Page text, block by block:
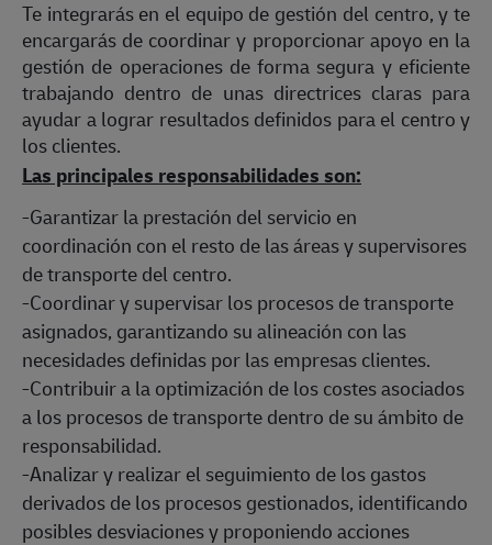
Te integrarás en el equipo de gestión del centro, y te
encargarás de coordinar y proporcionar apoyo en la
gestión de operaciones de forma segura y eficiente
trabajando dentro de unas directrices claras para
ayudar a lograr resultados definidos para el centro y
los clientes.
Las principales responsabilidades son:
-Garantizar la prestación del servicio en
coordinación con el resto de las áreas y supervisores
de transporte del centro.
-Coordinar y supervisar los procesos de transporte
asignados, garantizando su alineación con las
necesidades definidas por las empresas clientes.
-Contribuir a la optimización de los costes asociados
a los procesos de transporte dentro de su ámbito de
responsabilidad.
-Analizar y realizar el seguimiento de los gastos
derivados de los procesos gestionados, identificando
posibles desviaciones y proponiendo acciones